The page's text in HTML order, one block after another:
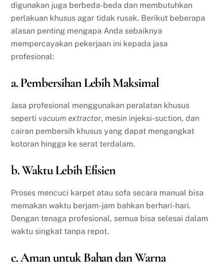
digunakan juga berbeda-beda dan membutuhkan
perlakuan khusus agar tidak rusak. Berikut beberapa
alasan penting mengapa Anda sebaiknya
mempercayakan pekerjaan ini kepada jasa
profesional:
a. Pembersihan Lebih Maksimal
Jasa profesional menggunakan peralatan khusus
seperti vacuum extractor, mesin injeksi-suction, dan
cairan pembersih khusus yang dapat mengangkat
kotoran hingga ke serat terdalam.
b. Waktu Lebih Efisien
Proses mencuci karpet atau sofa secara manual bisa
memakan waktu berjam-jam bahkan berhari-hari.
Dengan tenaga profesional, semua bisa selesai dalam
waktu singkat tanpa repot.
c. Aman untuk Bahan dan Warna